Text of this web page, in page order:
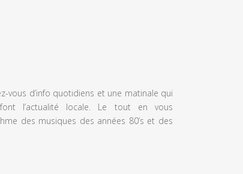
vous d’info quotidiens et une matinale qui
l’actualité locale. Le tout en vous
des musiques des années 80’s et des